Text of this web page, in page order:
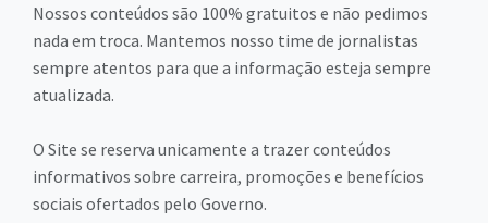
Nossos conteúdos são 100% gratuitos e não pedimos
nada em troca. Mantemos nosso time de jornalistas
sempre atentos para que a informação esteja sempre
atualizada.
O Site se reserva unicamente a trazer conteúdos
informativos sobre carreira, promoções e benefícios
sociais ofertados pelo Governo.